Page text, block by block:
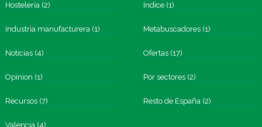
Hostelería(2) Indice (1)
Industria manufacturera(1) Metabuscadores (1)
Noticias(4) Ofertas (17)
Opinion (1) Por sectores (2)
Recursos(7) Resto de España (2)
Valencia(4)